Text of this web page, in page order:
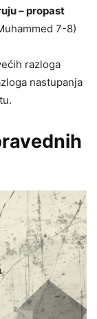
– propast
7-8)
razloga
nastupanja